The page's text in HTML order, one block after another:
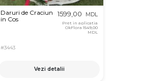
Daruri de Craciun
in Cos
#3443
1599,00 MDL
Pret in aplicatia
OkFlora1549,00
MDL
Vezi detalii